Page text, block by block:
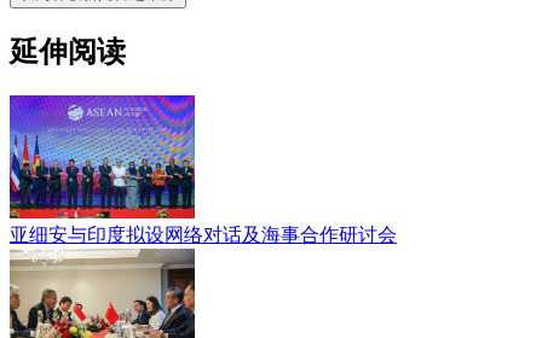
延伸阅读
亚细安与印度拟设网络对话及海事合作研讨会